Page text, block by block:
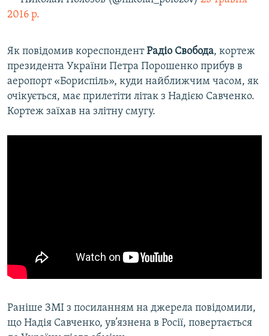
2016 р.
Як повідомив кореспондентРадіо Свобода, кортеж
президента України Петра Порошенко прибув в
аеропорт «Бориспіль», куди найближчим часом, як
очікується, має прилетіти літак з Надією Савченко.
Кортеж заїхав на злітну смугу.
Раніше ЗМІ з посиланням на джерела повідомили,
що Надія Савченко, ув’язнена в Росії, повертається